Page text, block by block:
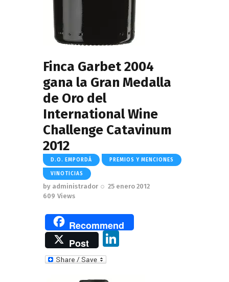
Finca Garbet 2004
gana la Gran Medalla
de Oro del
International Wine
Challenge Catavinum
2012
D.O. EMPORDÁ PREMIOS Y MENCIONES
VINOTICIAS
by administrador
25 enero 2012
609 Views
Recommend
Post